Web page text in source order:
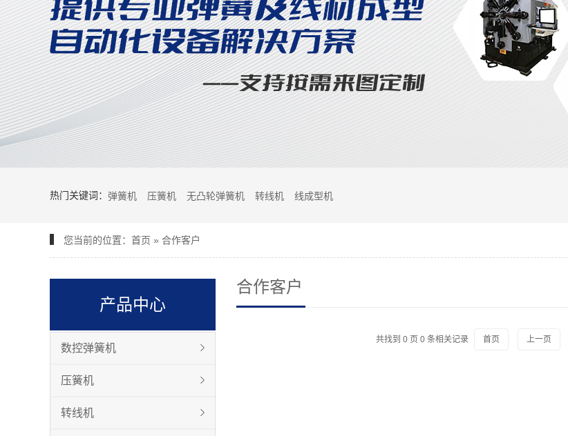
热门关键词： 弹簧机 压簧机 无凸轮弹簧机 转线机 线成型机
您当前的位置： 首页 » 合作客户
产品中心
数控弹簧机
压簧机
转线机
合作客户
共找到 0 页 0 条相关记录 首页 上一页